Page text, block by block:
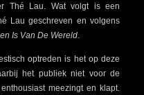
Thé Lau. Wat volgt is een
Lau geschreven en volgens
Is Van De Wereld.
optreden is het op deze
het publiek niet voor de
meezingt en klapt.